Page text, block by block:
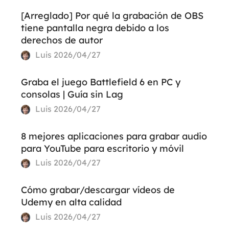
[Arreglado] Por qué la grabación de OBS
tiene pantalla negra debido a los
derechos de autor
Luis 2026/04/27
Graba el juego Battlefield 6 en PC y
consolas | Guía sin Lag
Luis 2026/04/27
8 mejores aplicaciones para grabar audio
para YouTube para escritorio y móvil
Luis 2026/04/27
Cómo grabar/descargar vídeos de
Udemy en alta calidad
Luis 2026/04/27